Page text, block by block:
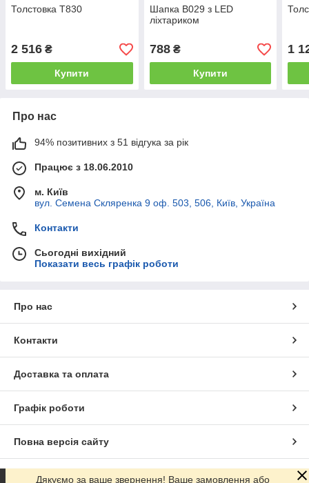
Толстовка T830
2 516 ₴
Купити
Шапка B029 з LED
ліхтариком
788₴
Купити
1
Про нас
94% позитивних з 51 відгука за рік
Працює з 18.06.2010
м. Київ
вул. Семена Скляренка 9 оф. 503, 506, Київ, Україна
Контакти
Сьогодні вихідний
Показати весь графік роботи
Про нас
Контакти
Доставка та оплата
Графік роботи
Повна версія сайту
Сайт створено на маркетплейсіProm.ua
Дякуємо за ваше звернення! Ваше замовлення або